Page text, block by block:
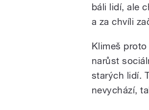
báli lidí, ale
a za chvíli
Klimeš
narůst
starých lidí.
nevychází,